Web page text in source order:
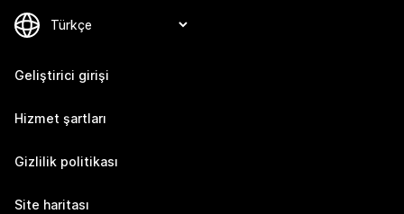
Geliştirici girişi
Hizmet şartları
Gizlilik politikası
Site haritası